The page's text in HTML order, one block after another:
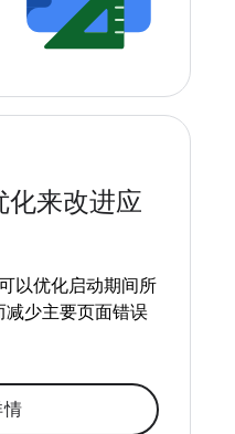
化来改进应
以优化启动期间所
少主要页面错误
情